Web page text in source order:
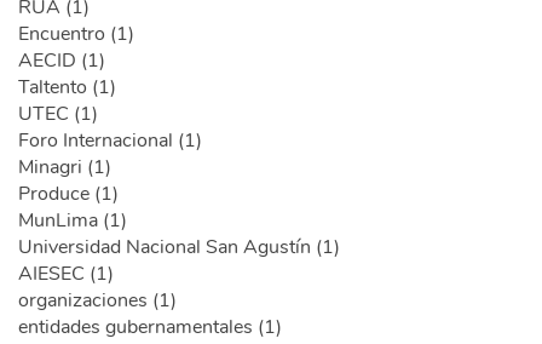
RUA (1)
Encuentro (1)
AECID (1)
Taltento (1)
UTEC (1)
Foro Internacional (1)
Minagri (1)
Produce (1)
MunLima (1)
Universidad Nacional San Agustín (1)
AIESEC (1)
organizaciones (1)
entidades gubernamentales (1)